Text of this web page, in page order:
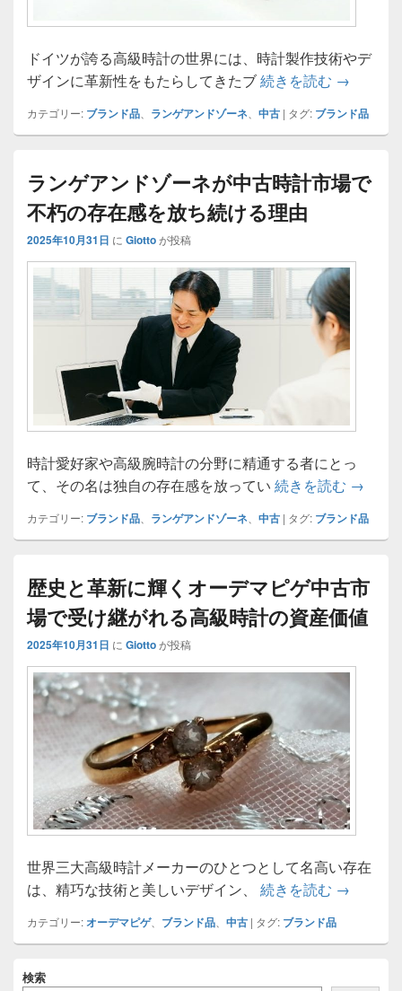
ドイツが誇る高級時計の世界には、時計製作技術やデ
ザインに革新性をもたらしてきたブ続きを読む ランゲア
→
カテゴリー: ブランド品 ランゲアンドゾーネ 中古 | タグ: ブランド品
ランゲアンドゾーネが中古時計市場で
不朽の存在感を放ち続ける理由
2025年10月31日 に Giottoが投稿
時計愛好家や高級腕時計の分野に精通する者にとっ
て、その名は独自の存在感を放ってい 続きを読む ランゲ
→
カテゴリー: ブランド品 ランゲアンドゾーネ 中古 | タグ: ブランド品
歴史と革新に輝くオーデマピゲ中古市
場で受け継がれる高級時計の資産価値
2025年10月31日 に Giottoが投稿
世界三大高級時計メーカーのひとつとして名高い存在
は、精巧な技術と美しいデザイン、 続きを読む 歴史と革
→
カテゴリー:オーデマピゲ、 ブランド品 中古 | タグ: ブランド品
イ検索